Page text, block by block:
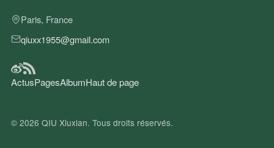
Paris, France
qiuxx1955@gmail.com
ActusPagesAlbumHaut de page
© 2026 QIU Xiuxian. Tous droits réservés.